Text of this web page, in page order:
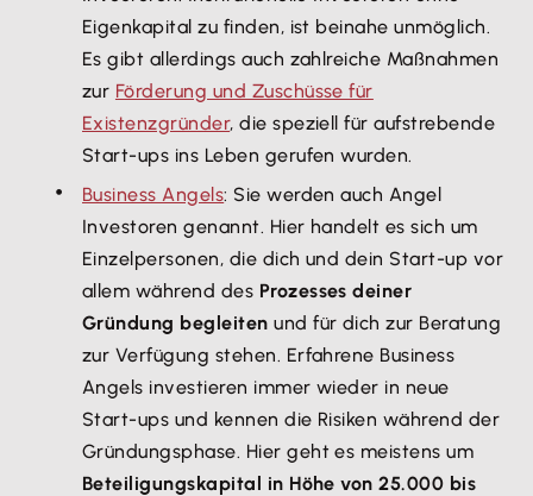
Eigenkapital zu finden, ist beinahe unmöglich.
Es gibt allerdings auch zahlreiche Maßnahmen
zur Förderung und Zuschüsse für
Existenzgründer, die speziell für aufstrebende
Start-ups ins Leben gerufen wurden.
Business Angels: Sie werden auch Angel
Investoren genannt. Hier handelt es sich um
Einzelpersonen, die dich und dein Start-up vor
allem während des Prozesses deiner
Gründung begleiten und für dich zur Beratung
zur Verfügung stehen. Erfahrene Business
Angels investieren immer wieder in neue
Start-ups und kennen die Risiken während der
Gründungsphase. Hier geht es meistens um
Beteiligungskapital in Höhe von 25.000 bis